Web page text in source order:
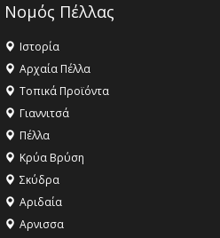
Νομός Πέλλας
Ιστορία
Αρχαία Πέλλα
Τοπικά Προϊόντα
Γιαννιτσά
Πέλλα
Κρύα Βρύση
Σκύδρα
Αριδαία
Aρνισσα